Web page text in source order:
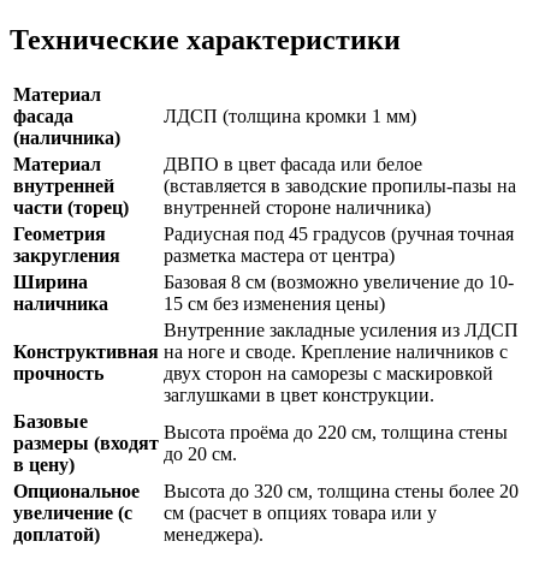
Технические характеристики
Материал
фасада
(наличника)
ЛДСП (толщина кромки 1 мм)
Материал
внутренней
части (торец)
ДВПО в цвет фасада или белое
(вставляется в заводские пропилы-пазы на
внутренней стороне наличника)
Геометрия
закругления
Радиусная под 45 градусов (ручная точная
разметка мастера от центра)
Ширина
наличника
Базовая 8 см (возможно увеличение до 10-
15 см без изменения цены)
Конструктивная
прочность
Внутренние закладные усиления из ЛДСП
на ноге и своде. Крепление наличников с
двух сторон на саморезы с маскировкой
заглушками в цвет конструкции.
Базовые
размеры (входят
в цену)
Высота проёма до 220 см, толщина стены
до 20 см.
Опциональное
увеличение (с
доплатой)
Высота до 320 см, толщина стены более 20
см (расчет в опциях товара или у
менеджера).